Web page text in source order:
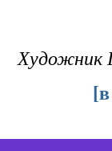
Художник
[